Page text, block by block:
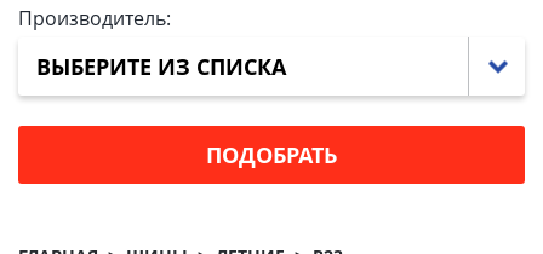
Производитель:
ВЫБЕРИТЕ ИЗ СПИСКА